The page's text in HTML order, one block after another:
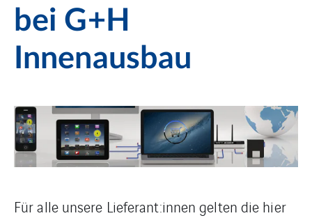
bei G+H
Innenausbau
Für alle unsere Lieferant:innen gelten die hier